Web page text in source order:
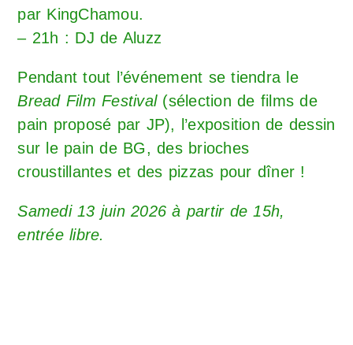
par KingChamou.
– 21h : DJ de Aluzz
Pendant tout l’événement se tiendra le
Bread Film Festival(sélection de films de
pain proposé par JP), l’exposition de dessin
sur le pain de BG, des brioches
croustillantes et des pizzas pour dîner !
Samedi 13 juin 2026 à partir de 15h,
entrée libre.